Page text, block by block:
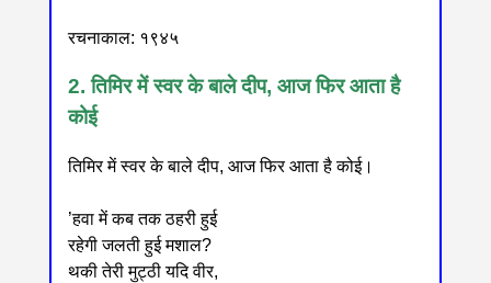
रचनाकाल: १९४५
2. तिमिर में स्वर के बाले दीप, आज फिर आता है
कोई
तिमिर में स्वर के बाले दीप, आज फिर आता है कोई।
’हवा में कब तक ठहरी हुई
रहेगी जलती हुई मशाल?
थकी तेरी मुट्ठी यदि वीर,